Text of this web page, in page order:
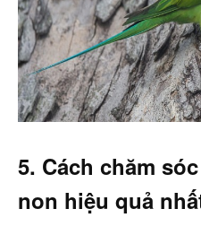
5. Cách chăm
non hiệu quả